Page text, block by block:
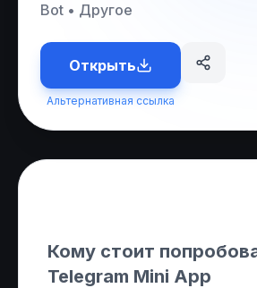
Bot • Другое
Открыть
Альтернативная ссылка
Кому стоит
Telegram Mini App